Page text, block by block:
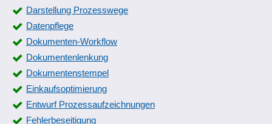
Darstellung Prozesswege
Datenpflege
Dokumenten-Workflow
Dokumentenlenkung
Dokumentenstempel
Einkaufsoptimierung
Entwurf Prozessaufzeichnungen
Fehlerbeseitigung